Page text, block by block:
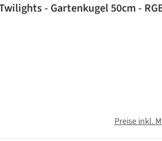
- Gartenkugel 50cm -
Preise inkl.